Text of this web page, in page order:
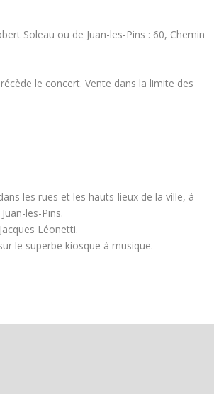
Soleau ou de Juan-les-Pins : 60, Chemin
le concert. Vente dans la limite des
les rues et les hauts-lieux de la ville, à
les-Pins.
Léonetti.
le superbe kiosque à musique.